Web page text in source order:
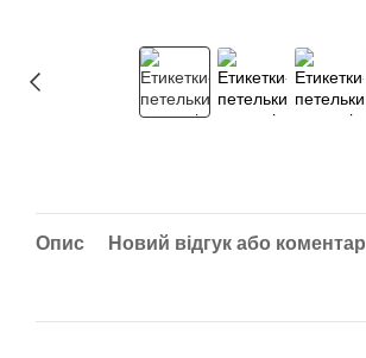
Опис Новий відгук або коментар